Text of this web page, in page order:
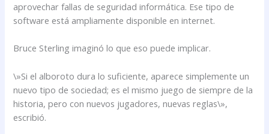
aprovechar fallas de seguridad informática. Ese tipo de
software está ampliamente disponible en internet.
Bruce Sterling imaginó lo que eso puede implicar.
\»Si el alboroto dura lo suficiente, aparece simplemente un
nuevo tipo de sociedad; es el mismo juego de siempre de la
historia, pero con nuevos jugadores, nuevas reglas\»,
escribió.